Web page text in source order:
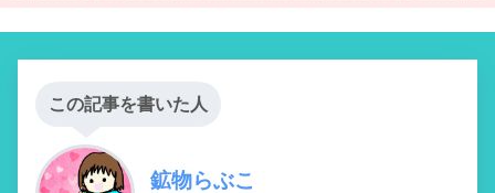
この記事を書いた人
鉱物らぶこ